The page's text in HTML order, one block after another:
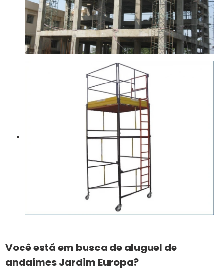
Você está em busca de aluguel de
andaimes Jardim Europa?